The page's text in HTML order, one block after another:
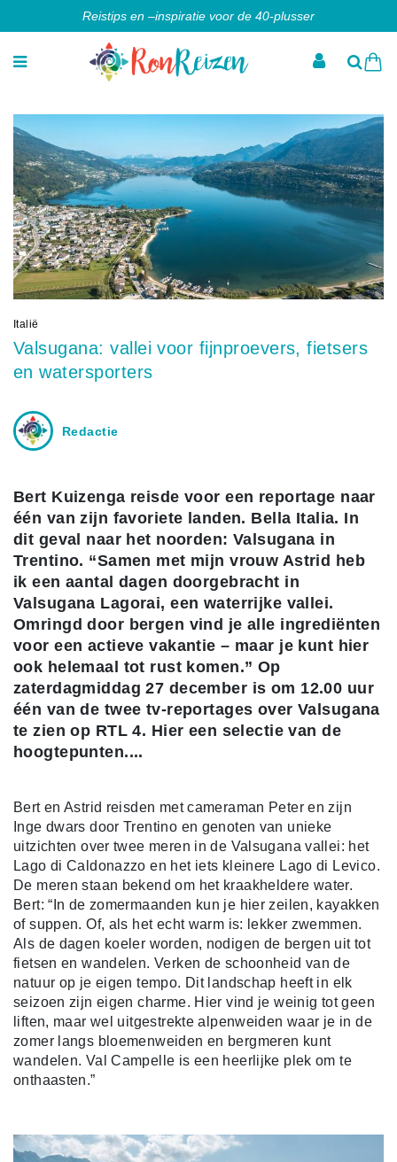
Reistips en –inspiratie voor de 40-plusser
Italië
Valsugana: vallei voor fijnproevers, fietsers
en watersporters
Redactie
Bert Kuizenga reisde voor een reportage naar
één van zijn favoriete landen. Bella Italia. In
dit geval naar het noorden: Valsugana in
Trentino. “Samen met mijn vrouw Astrid heb
ik een aantal dagen doorgebracht in
Valsugana Lagorai, een waterrijke vallei.
Omringd door bergen vind je alle ingrediënten
voor een actieve vakantie – maar je kunt hier
ook helemaal tot rust komen.” Op
zaterdagmiddag 27 december is om 12.00 uur
één van de twee tv-reportages over Valsugana
te zien op RTL 4. Hier een selectie van de
hoogtepunten....
Bert en Astrid reisden met cameraman Peter en zijn
Inge dwars door Trentino en genoten van unieke
uitzichten over twee meren in de Valsugana vallei: het
Lago di Caldonazzo en het iets kleinere Lago di Levico.
De meren staan bekend om het kraakheldere water.
Bert: “In de zomermaanden kun je hier zeilen, kayakken
of suppen. Of, als het echt warm is: lekker zwemmen.
Als de dagen koeler worden, nodigen de bergen uit tot
fietsen en wandelen. Verken de schoonheid van de
natuur op je eigen tempo. Dit landschap heeft in elk
seizoen zijn eigen charme. Hier vind je weinig tot geen
liften, maar wel uitgestrekte alpenweiden waar je in de
zomer langs bloemenweiden en bergmeren kunt
wandelen. Val Campelle is een heerlijke plek om te
onthaasten.”